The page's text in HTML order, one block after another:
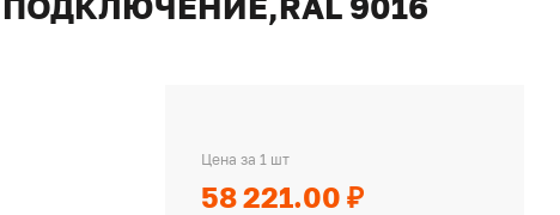
Цена за 1 шт
58 221.00 ₽